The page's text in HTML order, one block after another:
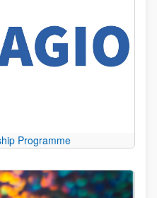
Programme